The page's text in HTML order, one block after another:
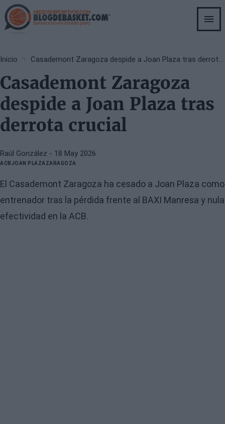
Skip
to
main
Breadcrumb
Inicio Casademont Zaragoza despide a Joan Plaza tras derrota crucial
Casademont Zaragoza
despide a Joan Plaza tras
derrota crucial
Raúl González - 18 May 2026
ACBJOAN PLAZAZARAGOZA
El Casademont Zaragoza ha cesado a Joan Plaza como
entrenador tras la pérdida frente al BAXI Manresa y nula
efectividad en la ACB.